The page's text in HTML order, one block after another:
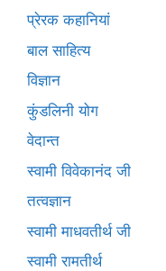
प्रेरक कहानियां
बाल साहित्य
विज्ञान
कुंडलिनी योग
वेदान्त
स्वामी विवेकानंद जी
तत्वज्ञान
स्वामी माधवतीर्थ जी
स्वामी रामतीर्थ